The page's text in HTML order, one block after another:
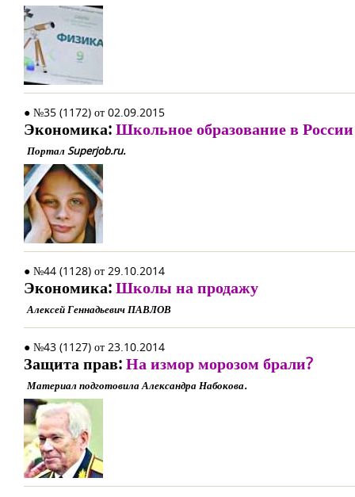
● №35 (1172) от 02.09.2015
Экономика:Школьное образование в
Портал Superjob.ru.
● №44 (1128) от 29.10.2014
Экономика:Школы на продажу
Алексей Геннадьевич ПАВЛОВ
● №43 (1127) от 23.10.2014
Защита прав:На измор морозом брали?
Материал подготовила Александра Набокова.